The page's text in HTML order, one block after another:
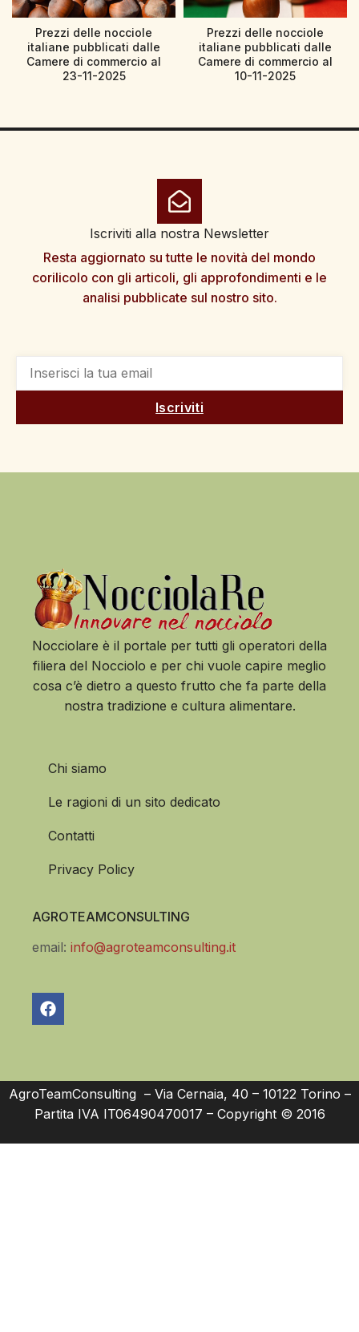
Prezzi delle nocciole
italiane pubblicati dalle
Camere di commercio al
23-11-2025
Prezzi delle nocciole
italiane pubblicati dalle
Camere di commercio al
10-11-2025
Iscriviti alla nostra Newsletter
Resta aggiornato su tutte le novità del mondo
corilicolo con gli articoli, gli approfondimenti e le
analisi pubblicate sul nostro sito.
Iscriviti
Nocciolare è il portale per tutti gli operatori della
filiera del Nocciolo e per chi vuole capire meglio
cosa c’è dietro a questo frutto che fa parte della
nostra tradizione e cultura alimentare.
Chi siamo
Le ragioni di un sito dedicato
Contatti
Privacy Policy
AGROTEAMCONSULTING
email: info@agroteamconsulting.it
AgroTeamConsulting – Via Cernaia, 40 – 10122 Torino –
Partita IVA IT06490470017 – Copyright © 2016